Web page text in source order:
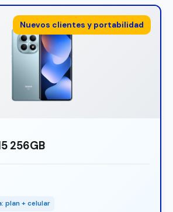
Nuevos clientes y portabilidad
256GB
plan + celular